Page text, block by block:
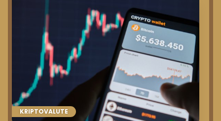
KRIPTOVALUTE